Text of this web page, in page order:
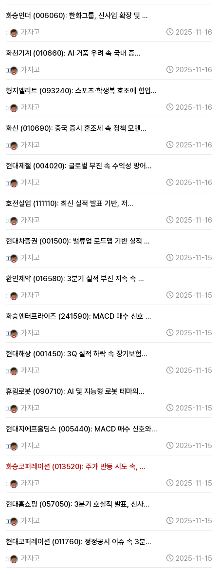
화승인더 (006060): 한화그룹, 신사업 확장 및 …
가자고
2025-11-16
화천기계 (010660): AI 거품 우려 속 국내 증…
가자고
2025-11-16
형지엘리트 (093240): 스포츠·학생복 호조에 힘입…
가자고
2025-11-16
화신 (010690): 중국 증시 혼조세 속 정책 모멘…
가자고
2025-11-16
현대제철 (004020): 글로벌 부진 속 수익성 방어…
가자고
2025-11-16
호전실업 (111110): 최신 실적 발표 기반, 저…
가자고
2025-11-16
현대차증권 (001500): 밸류업 로드맵 기반 실적 …
가자고
2025-11-15
환인제약 (016580): 3분기 실적 부진 지속 속 …
가자고
2025-11-15
화승엔터프라이즈 (241590): MACD 매수 신호 …
가자고
2025-11-15
현대해상 (001450): 3Q 실적 하락 속 장기보험…
가자고
2025-11-15
휴림로봇 (090710): AI 및 지능형 로봇 테마의…
가자고
2025-11-15
현대지에프홀딩스 (005440): MACD 매수 신호와…
가자고
2025-11-15
화승코퍼레이션 (013520): 주가 반등 시도 속, …
가자고
2025-11-15
현대홈쇼핑 (057050): 3분기 호실적 발표, 신사…
가자고
2025-11-15
현대코퍼레이션 (011760): 정정공시 이슈 속 3분…
가자고
2025-11-15